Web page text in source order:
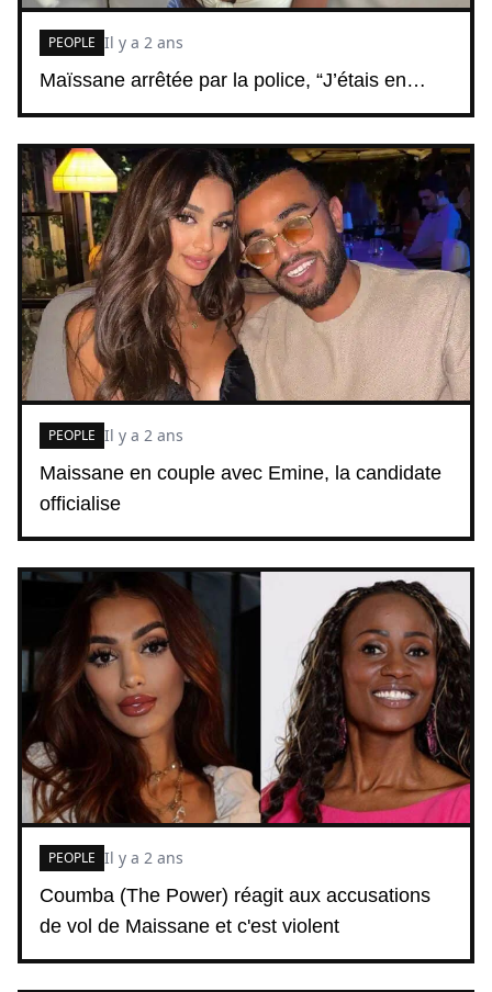
Maïssane arrêtée par la police, “J’étais en…
PEOPLE Il y a 2 ans
Maissane en couple avec Emine, la candidate
officialise
PEOPLE Il y a 2 ans
Coumba (The Power) réagit aux accusations
de vol de Maissane et c'est violent
PEOPLE Il y a 2 ans